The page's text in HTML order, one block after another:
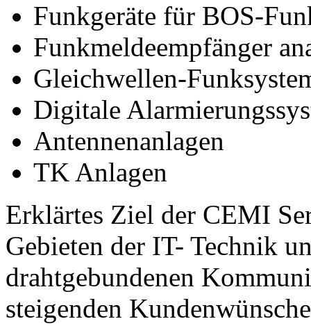
Funkgeräte für BOS-
Funkmeldeempfänger
Gleichwellen-
Digitale
Antennenanlagen
TK Anlagen
Erklärtes Ziel der CEMI
Gebieten der IT- Technik
drahtgebundenen
steigenden